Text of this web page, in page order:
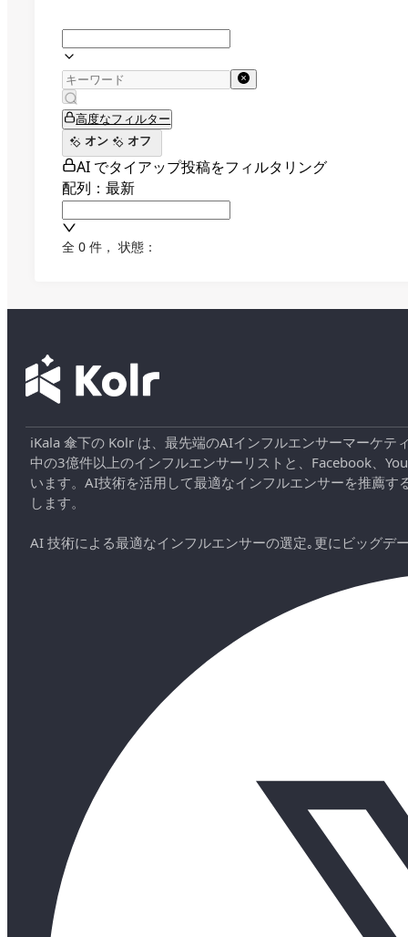
高度なフィルター
オン
オフ
AI でタイアップ投稿をフィルタリング
配列：最新
全 0 件 ， 状態：
iKala 傘下の Kolr は、最先端のAIインフルエンサーマーケ
中の3億件以上のインフルエンサーリストと、Facebook、
います。AI技術を活用して最適なインフルエンサーを推薦
します。
AI 技術による最適なインフルエンサーの選定｡更にビッグデ